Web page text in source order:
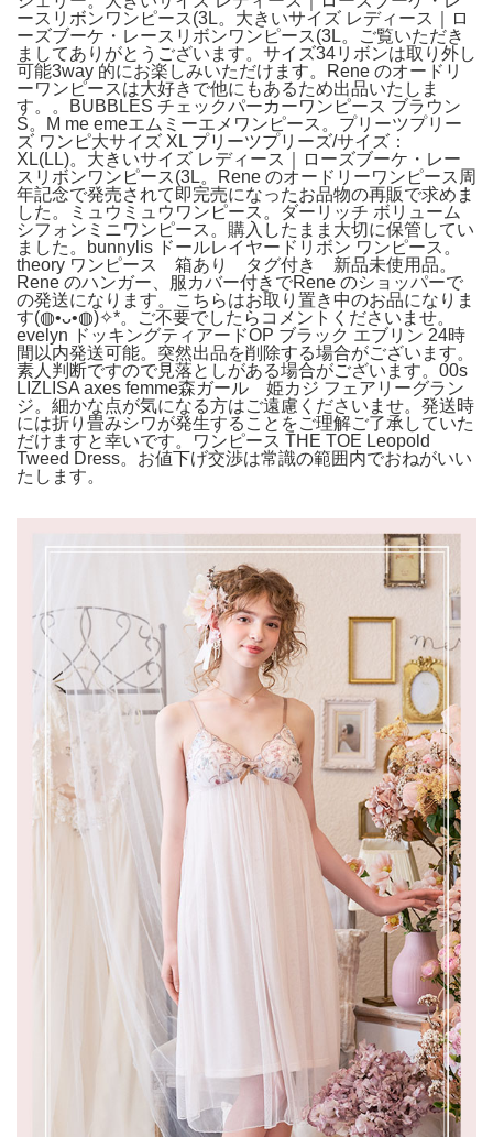
ースリボンワンピース(3L。大きいサイズ レディース｜ロ
ーズブーケ・レースリボンワンピース(3L。ご覧いただき
ましてありがとうございます。サイズ34リボンは取り外し
可能3way 的にお楽しみいただけます。Rene のオードリ
ーワンピースは大好きで他にもあるため出品いたしま
す。。BUBBLES チェックパーカーワンピース ブラウン
S。M me emeエムミーエメワンピース。プリーツプリー
ズ ワンピ大サイズ XL プリーツプリーズ/サイズ：
XL(LL)。大きいサイズ レディース｜ローズブーケ・レー
スリボンワンピース(3L。Rene のオードリーワンピース周
年記念で発売されて即完売になったお品物の再販で求めま
した。ミュウミュウワンピース。ダーリッチ ボリューム
シフォンミニワンピース。購入したまま大切に保管してい
ました。bunnylis ドールレイヤードリボン ワンピース。
theory ワンピース 箱あり タグ付き 新品未使用品。
Rene のハンガー、服カバー付きでRene のショッパーで
の発送になります。こちらはお取り置き中のお品になりま
す(⁠◍⁠•⁠ᴗ⁠•⁠◍⁠)⁠✧⁠*⁠。ご不要でしたらコメントくださいませ。
evelyn ドッキングティアードOP ブラック エブリン 24時
間以内発送可能。突然出品を削除する場合がございます。
素人判断ですので見落としがある場合がございます。00s
LIZLISA axes femme森ガール 姫カジ フェアリーグラン
ジ。細かな点が気になる方はご遠慮くださいませ。発送時
には折り畳みシワが発生することをご理解ご了承していた
だけますと幸いです。ワンピース THE TOE Leopold
Tweed Dress。お値下げ交渉は常識の範囲内でおねがいい
たします。